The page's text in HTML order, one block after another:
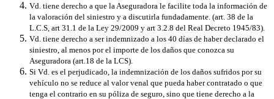
Vd. tiene derecho a que la Aseguradora le facilite toda la información de
la valoración del siniestro y a discutirla fundadamente. (art. 38 de la
L.C.S, art 31.1 de la Ley 29/2009 y art 3.2.8 del Real Decreto 1945/83).
Vd. tiene derecho a ser indemnizado a los 40 días de haber declarado el
siniestro, al menos por el importe de los daños que conozca su
Aseguradora (art.18 de la LCS).
Si Vd. es el perjudicado, la indemnización de los daños sufridos por su
vehículo no se reduce al valor venal que pueda haber contratado o que
tenga el contrario en su póliza de seguro, sino que tiene derecho a la